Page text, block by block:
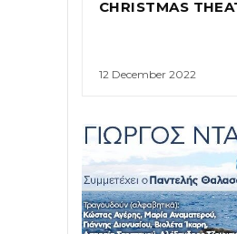
CHRISTMAS
12 December 2022